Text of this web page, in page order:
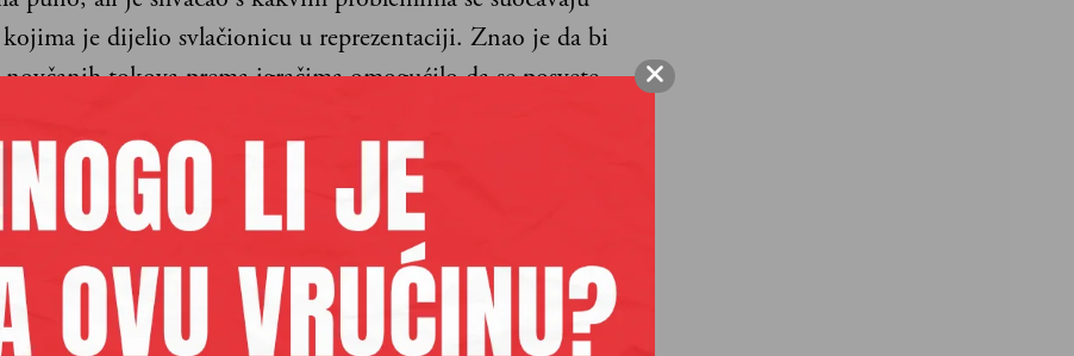
kojima je dijelio svlačionicu u reprezentaciji. Znao je da bi
tokova prema igračima omogućilo da se posvete
onome što su imali Englezi kao glavni rivali. Hanot je
lobirao kod državnih vlasti i 1932. je napokon dobio dozvolu
nogometašima mogu isplaćivati naknade za igranje.
bila osnivanje Ballon d’Or. Hanot je imao viziju nagrade
se odati počast najboljem europskom igraču, a za pomoć se